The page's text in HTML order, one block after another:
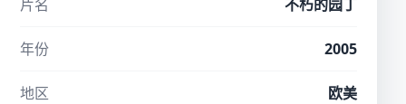
片名 不朽的园丁
年份 2005
地区 欧美